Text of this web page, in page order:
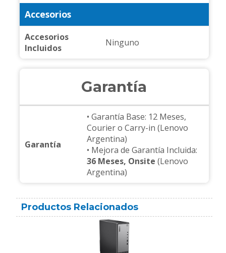
Accesorios
Accesorios
Incluidos
Ninguno
Garantía
Garantía
• Garantía Base: 12 Meses,
Courier o Carry-in (Lenovo
Argentina)
• Mejora de Garantía Incluida:
36 Meses, Onsite (Lenovo
Argentina)
Productos Relacionados